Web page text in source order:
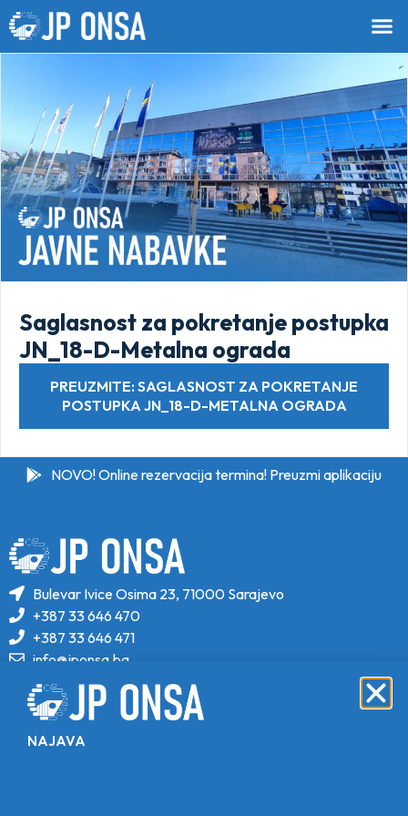
Saglasnost za pokretanje postupka
JN_18-D-Metalna ograda
PREUZMITE: SAGLASNOST ZA POKRETANJE
POSTUPKA JN_18-D-METALNA OGRADA
NOVO! Online rezervacija termina! Preuzmi aplikaciju
Bulevar Ivice Osima 23, 71000 Sarajevo
+387 33 646 470
+387 33 646 471
info@jponsa.ba
©Copyright 2024. All Rights Reserved.
Design, Development & Maintenance By
NAJAVA